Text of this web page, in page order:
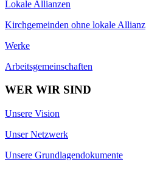
Lokale Allianzen
Kirchgemeinden ohne lokale Allianz
Werke
Arbeitsgemeinschaften
WER WIR SIND
Unsere Vision
Unser Netzwerk
Unsere Grundlagendokumente